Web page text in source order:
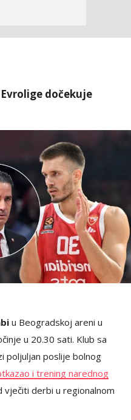
dočekuje
u Beogradskoj areni u
u 20.30 sati. Klub sa
poljuljan poslije bolnog
i trening narednog
derbi u regionalnom